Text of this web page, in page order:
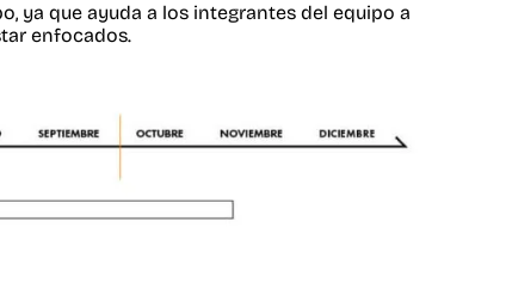
ya que ayuda a los integrantes del equipo a
enfocados.